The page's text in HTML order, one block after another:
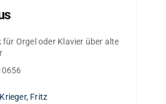
für Orgel oder Klavier über alte
Krieger, Fritz